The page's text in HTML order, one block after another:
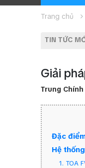
Trang chủ
TIN TỨC
Giải
Trung
Đặc
Hệ
1. TOA